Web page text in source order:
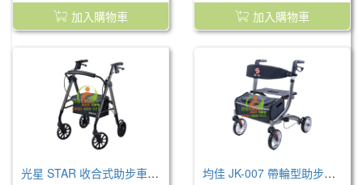
加入購物車 加入購物車
光星 STAR 收合式助步車(大) /V4260 均佳 JK-007 帶輪型助步車 / 歐式健走型